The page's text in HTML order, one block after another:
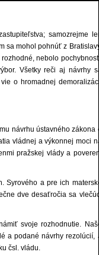
samozrejme len
sa mohol po­hnúť z Bratislavy,
nebolo pochybností,
Všetky reči aj návrhy sa
o hromadnej demoralizácii
návrhu ústavné­ho zákona o
vládnej a výkonnej moci na
pražskej vlády a poverení
Syrového a pre ich materské
dve desaťročia sa vlečúci
svoje rozhodnutie. Naše
a podané návrhy re­zolúcií, a
čsl. vládu.